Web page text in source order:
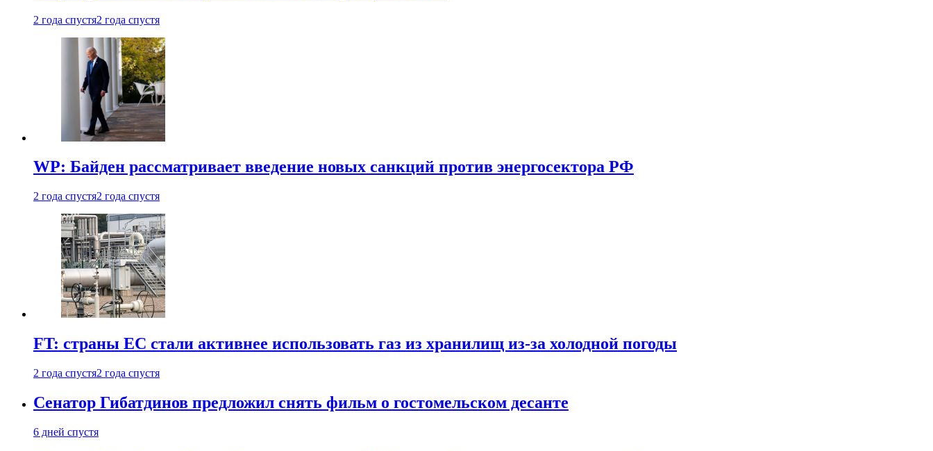
2 года спустя2 года спустя
WP: Байден рассматривает введение новых санкций против энергосектора РФ
2 года спустя2 года спустя
FT: страны ЕС стали активнее использовать газ из хранилищ из-за холодной погоды
2 года спустя2 года спустя
Сенатор Гибатдинов предложил снять фильм о гостомельском десанте
6 дней спустя